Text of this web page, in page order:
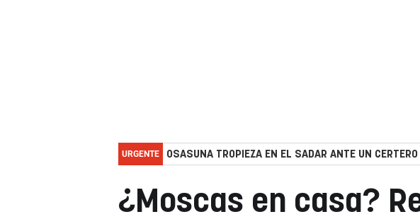
URGENTE OSASUNA TROPIEZA EN EL SADAR ANTE UN
¿Moscas en casa?